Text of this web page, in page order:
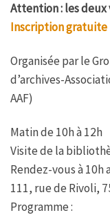
Attention : les deux
Inscription gratuite
Organisée par le
d’archives-
AAF)
Matin de 10h à 12h
Visite de la
Rendez-vous à 10h
111, rue de Rivoli,
Programme :